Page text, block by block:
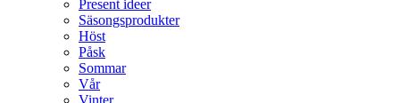
Present ideer
Säsongsprodukter
Höst
Påsk
Sommar
Vår
Vinter